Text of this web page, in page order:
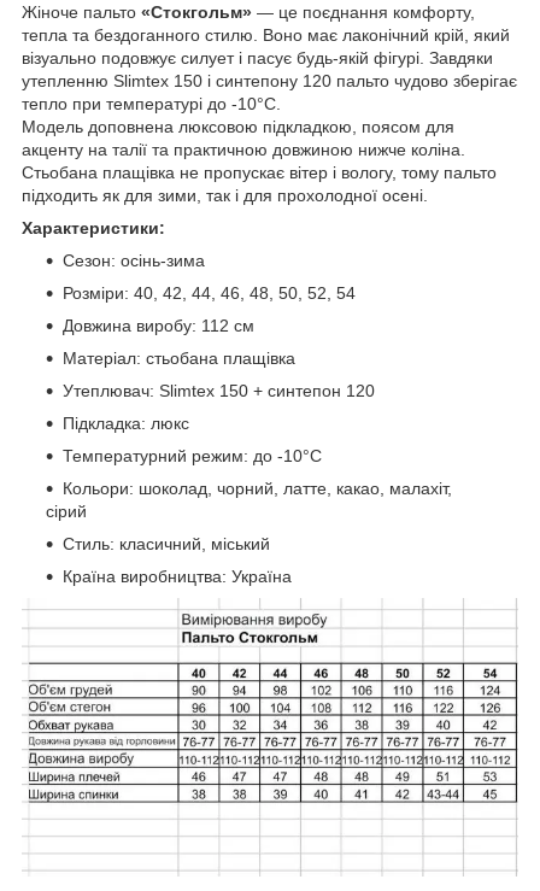
Жіноче пальто «Стокгольм» — це поєднання комфорту,
тепла та бездоганного стилю. Воно має лаконічний крій, який
візуально подовжує силует і пасує будь-якій фігурі. Завдяки
утепленню Slimtex 150 і синтепону 120 пальто чудово зберігає
тепло при температурі до -10°C.
Модель доповнена люксовою підкладкою, поясом для
акценту на талії та практичною довжиною нижче коліна.
Стьобана плащівка не пропускає вітер і вологу, тому пальто
підходить як для зими, так і для прохолодної осені.
Характеристики:
Сезон: осінь-зима
Розміри: 40, 42, 44, 46, 48, 50, 52, 54
Довжина виробу: 112 см
Матеріал: стьобана плащівка
Утеплювач: Slimtex 150 + синтепон 120
Підкладка: люкс
Температурний режим: до -10°C
Кольори: шоколад, чорний, латте, какао, малахіт,
сірий
Стиль: класичний, міський
Країна виробництва: Україна